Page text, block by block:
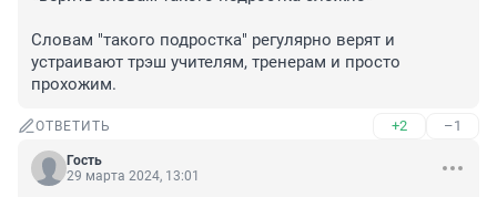
Словам "такого подростка" регулярно верят и
устраивают трэш учителям, тренерам и просто
прохожим.
ОТВЕТИТЬ +2 –1
Гость
29 марта 2024, 13:01